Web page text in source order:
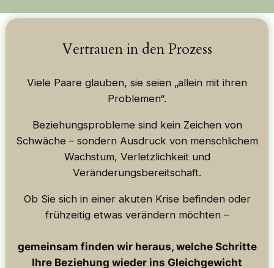
Vertrauen in den Prozess
Viele Paare glauben, sie seien „allein mit ihren
Problemen“.
Beziehungsprobleme sind kein Zeichen von
Schwäche – sondern Ausdruck von menschlichem
Wachstum, Verletzlichkeit und
Veränderungsbereitschaft.
Ob Sie sich in einer akuten Krise befinden oder
frühzeitig etwas verändern möchten –
gemeinsam finden wir heraus, welche Schritte
Ihre Beziehung wieder ins Gleichgewicht